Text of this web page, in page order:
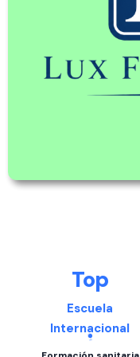
Top
Escuela
Internacional